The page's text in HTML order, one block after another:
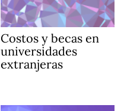
Costos y becas en
universidades
extranjeras